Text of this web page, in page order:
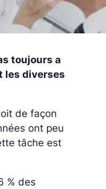
toujours a
les diverses
de façon
ont peu
tâche est
% des